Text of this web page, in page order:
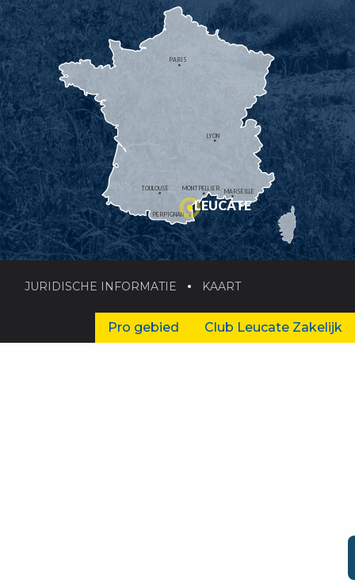
MONTPELLIER
PERPIGNAN
MARSEILLE
TOULOUSE
LYON
PARIS
LEUCATE
JURIDISCHE INFORMATIE KAART
Pro gebied Club Leucate Zakelijk